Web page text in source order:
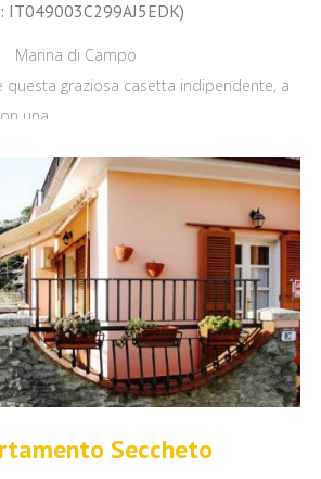
IT049003C299AJ5EDK)
Marina di Campo
questa graziosa casetta indipendente, a
una...
Seccheto